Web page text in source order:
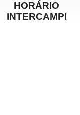
HORÁRIO
INTERCAMPI